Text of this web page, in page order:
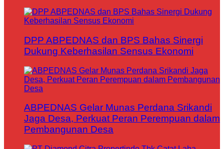
DPP ABPEDNAS dan BPS Bahas Sinergi
Dukung Keberhasilan Sensus Ekonomi
ABPEDNAS Gelar Munas Perdana Srikandi
Jaga Desa, Perkuat Peran Perempuan dalam
Pembangunan Desa